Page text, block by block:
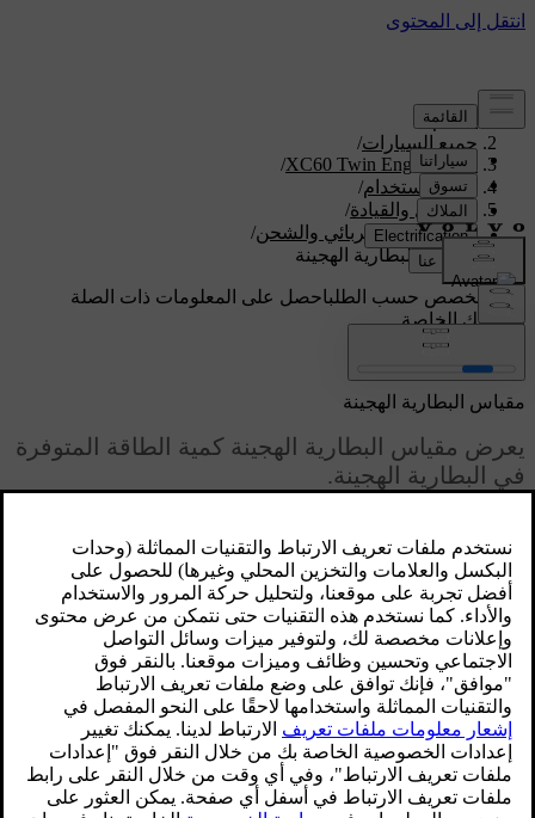
الدعم/
جميع السيارات/
XC60 Twin Engine 2020
/
دليل الاستخدام/
التشغيل والقيادة/
التشغيل الكهربائي والشحن/
مقياس البطارية الهجينة
دعم مخصص حسب الطلباحصل على المعلومات ذات الصلة
بسيارتك الخاصة.
تسجيل الدخول
مقياس البطارية الهجينة
يعرض مقياس البطارية الهجينة كمية الطاقة المتوفرة
في البطارية الهجينة.
يتم استخدام الطاقة في البطارية الهجينة لتشغيل المحرّك الكهربائي
ولكن كذلك لتبريد السيارة أو تدفئتها. يتيح حاسوب الرحلة حساب
المسافة التقريبية التي يمكن قطعها بالطاقة المتبقية في البطارية
الهجينة.